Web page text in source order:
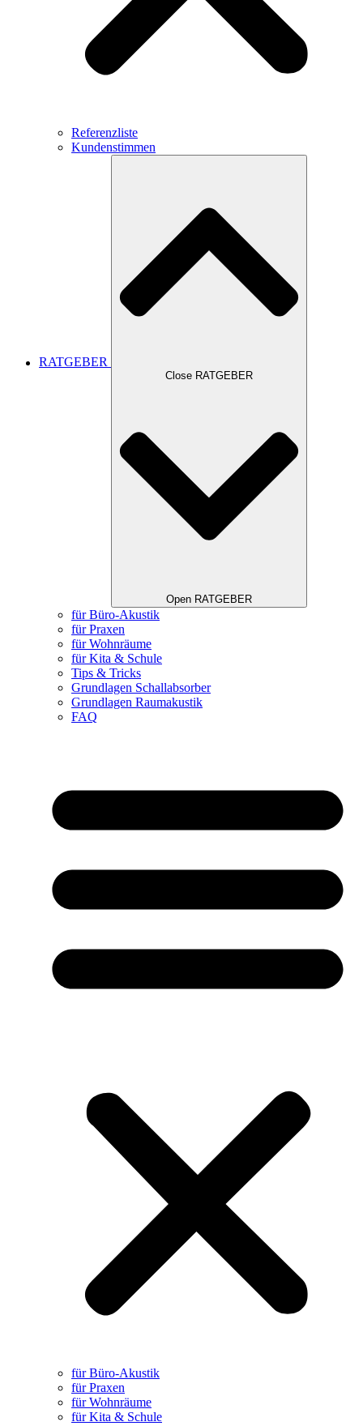
Referenzliste
Kundenstimmen
RATGEBER
Close RATGEBER
Open RATGEBER
für Büro-Akustik
für Praxen
für Wohnräume
für Kita & Schule
Tips & Tricks
Grundlagen Schallabsorber
Grundlagen Raumakustik
FAQ
für Büro-Akustik
für Praxen
für Wohnräume
für Kita & Schule